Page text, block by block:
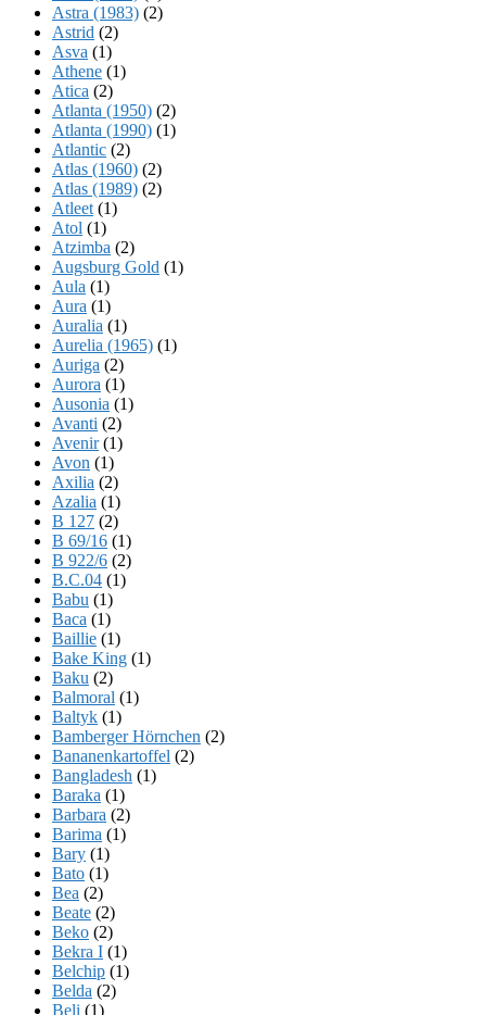
Astra (1983) (2)
Astrid (2)
Asva (1)
Athene (1)
Atica (2)
Atlanta (1950) (2)
Atlanta (1990) (1)
Atlantic (2)
Atlas (1960) (2)
Atlas (1989) (2)
Atleet (1)
Atol (1)
Atzimba (2)
Augsburg Gold (1)
Aula (1)
Aura (1)
Auralia (1)
Aurelia (1965) (1)
Auriga (2)
Aurora (1)
Ausonia (1)
Avanti (2)
Avenir(1)
Avon (1)
Axilia (2)
Azalia (1)
B 127 (2)
B 69/16 (1)
B 922/6 (2)
B.C.04 (1)
Babu (1)
Baca (1)
Baillie (1)
Bake King (1)
Baku (2)
Balmoral (1)
Baltyk (1)
Bamberger Hörnchen (2)
Bananenkartoffel (2)
Bangladesh (1)
Baraka (1)
Barbara (2)
Barima (1)
Bary (1)
Bato (1)
Bea (2)
Beate (2)
Beko (2)
Bekra I (1)
Belchip (1)
Belda (2)
Beli (1)